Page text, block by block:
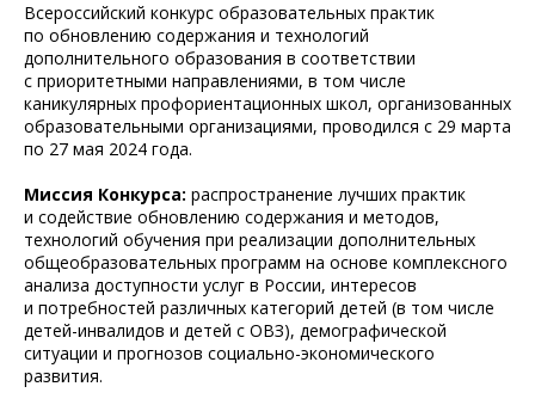
Всероссийский конкурс образовательных практик
по обновлению содержания и технологий
дополнительного образования в соответствии
с приоритетными направлениями, в том числе
каникулярных профориентационных школ, организованных
образовательными организациями, проводился с 29 марта
по 27 мая 2024 года.
Миссия Конкурса: распространение лучших практик
и содействие обновлению содержания и методов,
технологий обучения при реализации дополнительных
общеобразовательных программ на основе комплексного
анализа доступности услуг в России, интересов
и потребностей различных категорий детей (в том числе
детей-инвалидов и детей с ОВЗ), демографической
ситуации и прогнозов социально-экономического
развития.